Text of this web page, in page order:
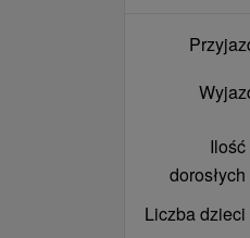
Ilość
dorosłych
Liczba dzieci